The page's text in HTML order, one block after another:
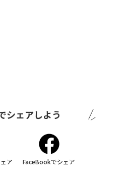
シェアしよう
ア FaceBookでシェア